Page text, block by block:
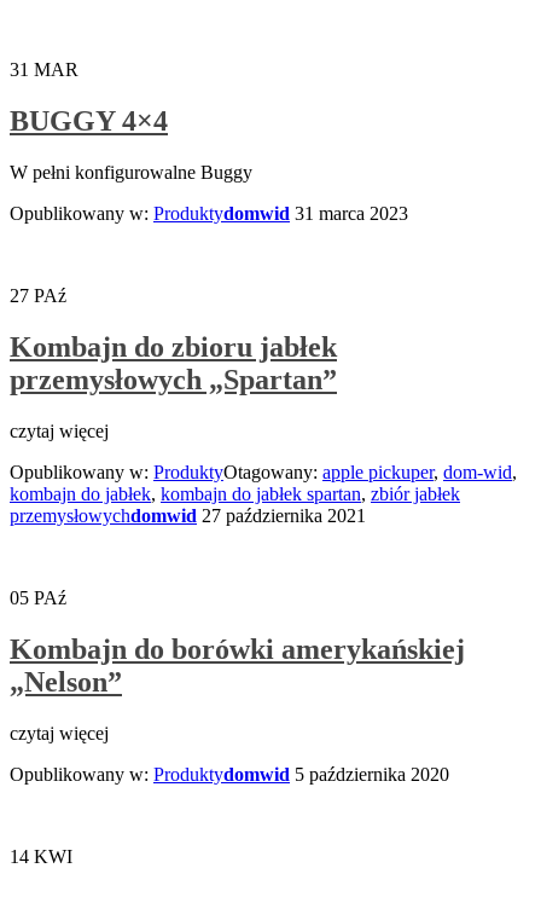
31 MAR
BUGGY 4×4
W pełni konfigurowalne Buggy
Opublikowany w: Produktydomwid 31 marca 2023
27 PAź
Kombajn do zbioru jabłek
przemysłowych „Spartan”
czytaj więcej
Opublikowany w: ProduktyOtagowany: apple pickuper, dom-wid,
kombajn do jabłek, kombajn do jabłek spartan, zbiór jabłek
przemysłowychdomwid 27 października 2021
05 PAź
Kombajn do borówki amerykańskiej
„Nelson”
czytaj więcej
Opublikowany w: Produktydomwid 5 października 2020
14 KWI